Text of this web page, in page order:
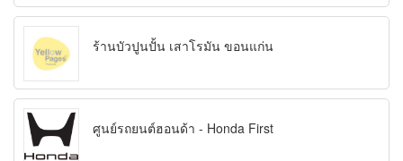
ร้านบัวปูนปั้น เสาโรมัน ขอนแก่น
ศูนย์รถยนต์ฮอนด้า - Honda First